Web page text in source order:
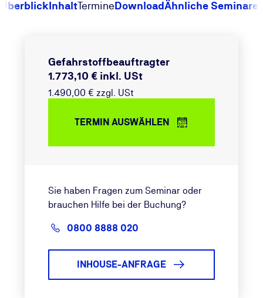
ÜberblickInhaltTermineDownloadÄhnliche Seminare
Gefahrstoffbeauftragter
1.773,10 € inkl. USt
1.490,00 € zzgl. USt
TERMIN AUSWÄHLEN
Sie haben Fragen zum Seminar oder
brauchen Hilfe bei der Buchung?
0800 8888 020
INHOUSE-ANFRAGE